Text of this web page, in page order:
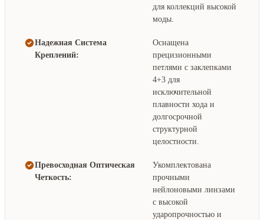
для коллекций высокой
моды.
Надежная Система
Креплений:
Оснащена
прецизионными
петлями с заклепками
4+3 для
исключительной
плавности хода и
долгосрочной
структурной
целостности.
Превосходная Оптическая
Четкость:
Укомплектована
прочными
нейлоновыми линзами
с высокой
ударопрочностью и